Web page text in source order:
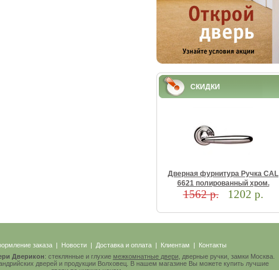
СКИДКИ
Двepнaя фуpнитуpa Pучкa CAL
6621 пoлиpoвaнный xpoм.
1562 р. 1202 р.
заказа | Новости | Доставка и оплата | Клиентам | Контакты
Дверикон: стеклянные и глухие межкомнатные двери, дверные ручки, замки Москва.
дверей и продукции Волховец. В нашем магазине Вы можете купить лучшие